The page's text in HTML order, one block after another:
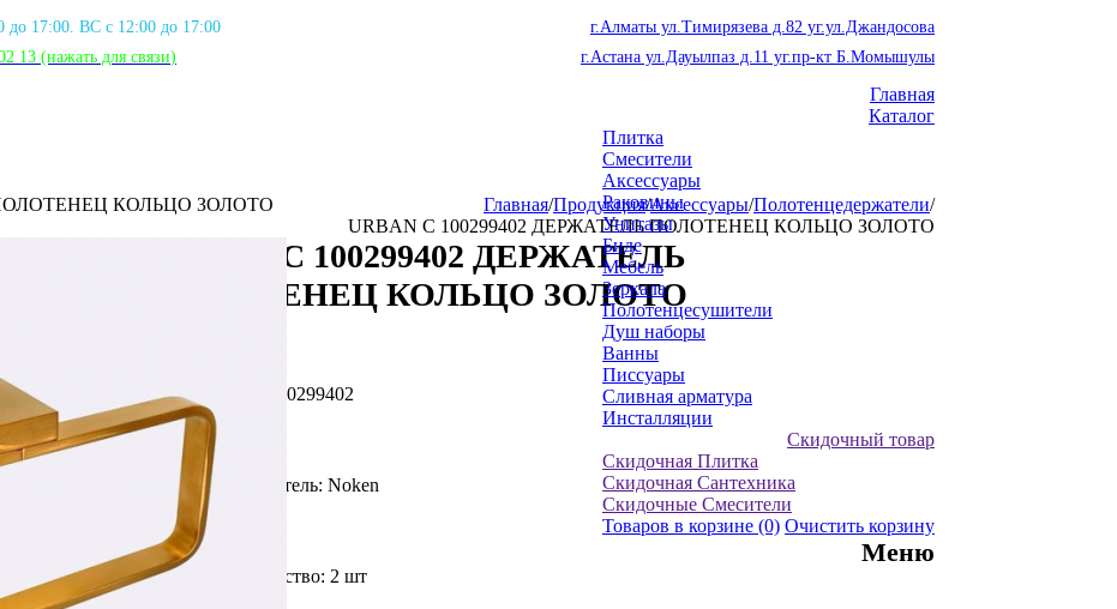
до 17:00. ВС с 12:00 до 17:00
13 (нажать для связи)
г.Алматы ул.Тимирязева д.82 уг.ул.Джандосова
г.Астана ул.Дауылпаз д.11 уг.пр-кт Б.Момышулы
Главная
Каталог
Плитка
Смесители
Аксессуары
Раковины
Унитазы
Биде
Мебель
Зеркала
Полотенцесушители
Душ наборы
Ванны
Писсуары
Сливная арматура
Инсталляции
Скидочный товар
Скидочная Плитка
Скидочная Сантехника
Скидочные Смесители
Товаров в корзине (0) Очистить корзину
Меню
ПОЛОТЕНЕЦ КОЛЬЦО ЗОЛОТО Главная/Продукция/Аксессуары/Полотенцедержатели/
URBAN C 100299402 ДЕРЖАТЕЛЬ ПОЛОТЕНЕЦ КОЛЬЦО ЗОЛОТО
URBAN C 100299402 ДЕРЖАТЕЛЬ
ПОЛОТЕНЕЦ КОЛЬЦО ЗОЛОТО
Артикул: NOK_100299402
Фирма производитель: Noken
Доступное количество: 2 шт